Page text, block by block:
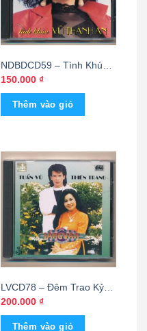
NDBDCD59 – Tình Khúc
Vũ Thành An
150.000 ₫
Thêm vào giỏ
LVCD78 – Đêm Trao Kỷ
Niệm – Tuấn Vũ – Thiên
Trang
200.000 ₫
Thêm vào giỏ